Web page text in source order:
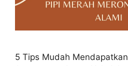
5 Tips Mudah